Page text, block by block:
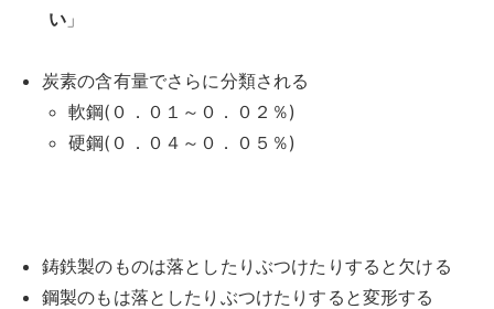
い 」
炭素の含有量でさらに分類される
軟鋼(０．０１～０．０２％)
硬鋼(０．０４～０．０５％)
鋳鉄製のものは落としたりぶつけたりすると欠ける
鋼製のもは落としたりぶつけたりすると変形する